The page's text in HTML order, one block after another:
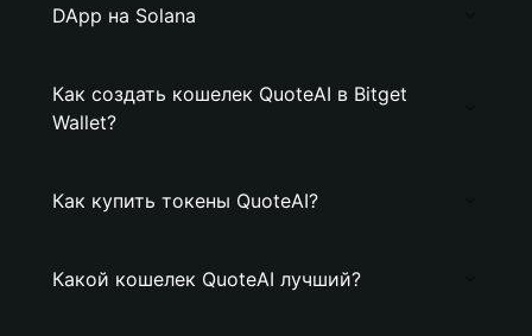
DApp на Solana
Как создать кошелек QuoteAI в Bitget
Wallet?
Как купить токены QuoteAI?
Какой кошелек QuoteAI лучший?